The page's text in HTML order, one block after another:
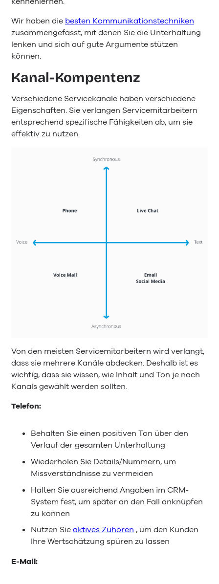
Wir haben die besten Kommunikationstechniken
zusammengefasst, mit denen Sie die Unterhaltung
lenken und sich auf gute Argumente stützen
können.
Kanal-Kompentenz
Verschiedene Servicekanäle haben verschiedene
Eigenschaften. Sie verlangen Servicemitarbeitern
entsprechend spezifische Fähigkeiten ab, um sie
effektiv zu nutzen.
Von den meisten Servicemitarbeitern wird verlangt,
dass sie mehrere Kanäle abdecken. Deshalb ist es
wichtig, dass sie wissen, wie Inhalt und Ton je nach
Kanals gewählt werden sollten.
Telefon:
Behalten Sie einen positiven Ton über den
Verlauf der gesamten Unterhaltung
Wiederholen Sie Details/Nummern, um
Missverständnisse zu vermeiden
Halten Sie ausreichend Angaben im CRM-
System fest, um später an den Fall anknüpfen
zu können
Nutzen Sieaktives Zuhören , um den Kunden
Ihre Wertschätzung spüren zu lassen
E-Mail: